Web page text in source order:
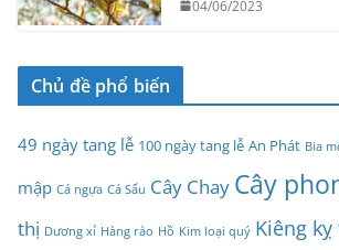
04/06/2023
Chủ đề phổ biến
49 ngày tang lễ 100 ngày tang lễ An Phát Bia
mập Cá ngựa Cá Sấu Cây Chay Cây
thị Dương xỉ Hàng rào Hồ Kim loại quý Kiêng